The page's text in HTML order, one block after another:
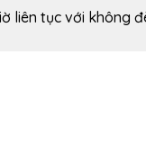
liên tục với không